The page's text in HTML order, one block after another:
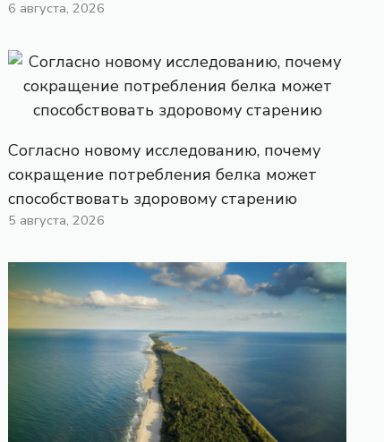
6 августа, 2026
Согласно новому исследованию, почему
сокращение потребления белка может
способствовать здоровому старению
5 августа, 2026